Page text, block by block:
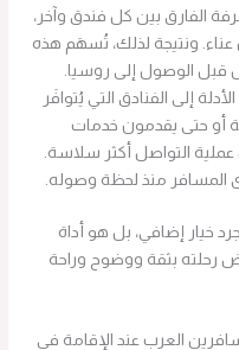
الفارق بين كل فندق وآخر،
عناء. ونتيجة لذلك، تُسهَم هذه
قبل الوصول إلى روسيا.
إلى الفنادق التي يُتوافَر
أو حتى يقدمون خدمات
التواصل أكثر سلاسة.
المسافر منذ لحظة وصوله.
خيار إضافي، بل هو أداة
رحلته بثقة ووضوح وراحة
العرب عند الإقامة في